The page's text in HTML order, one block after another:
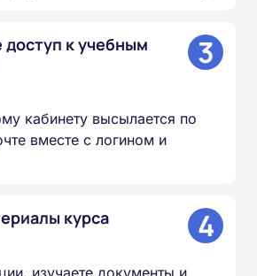
доступ к учебным
3
кабинету высылается по
вместе с логином и
курса 4